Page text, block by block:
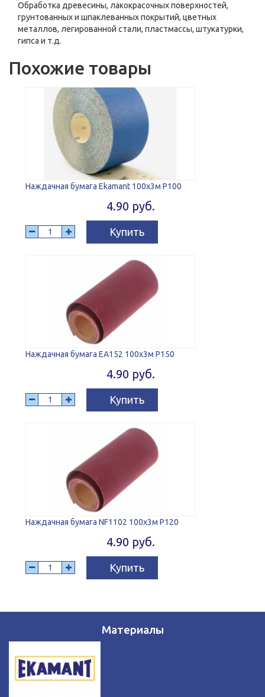
Обработка древесины, лакокрасочных поверхностей,
грунтованных и шпаклеванных покрытий, цветных
металлов, легированной стали, пластмассы, штукатурки,
гипса и т.д.
Похожие товары
Наждачная бумага Ekamant 100x3м P100
4.90 руб.
Купить
Наждачная бумага EA152 100x3м P150
4.90 руб.
Купить
Наждачная бумага NF1102 100x3м P120
4.90 руб.
Купить
Материалы